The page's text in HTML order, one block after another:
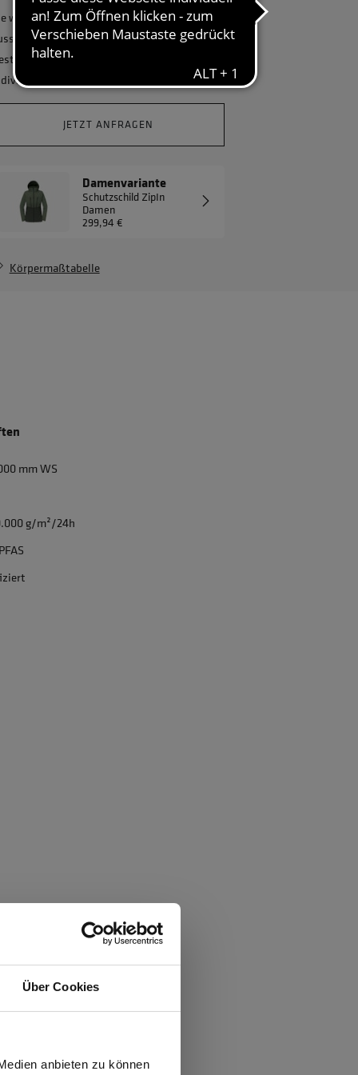
Über Cookies
anbieten zu können
wollen Ihr Unternehmen ganzheitlich
und benötigen eine größere
Gerne erstellen wir Ihnen ein
Angebot.
JETZT ANFRAGEN
Damenvariante
Schutzschild ZipIn
Damen
299,94 €
Körpermaßtabelle
mm WS
g/m²/24h